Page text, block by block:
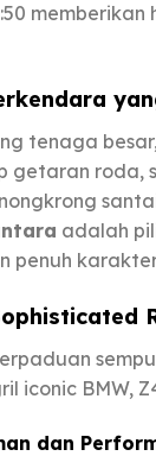
tenaga
getaran roda,
adalah
penuh
iconic BMW,
dan